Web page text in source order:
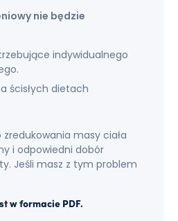
nie będzie
indywidualnego
ścisłych dietach
masy ciała
i odpowiedni dobór
Jeśli masz z tym problem
w formacie PDF.